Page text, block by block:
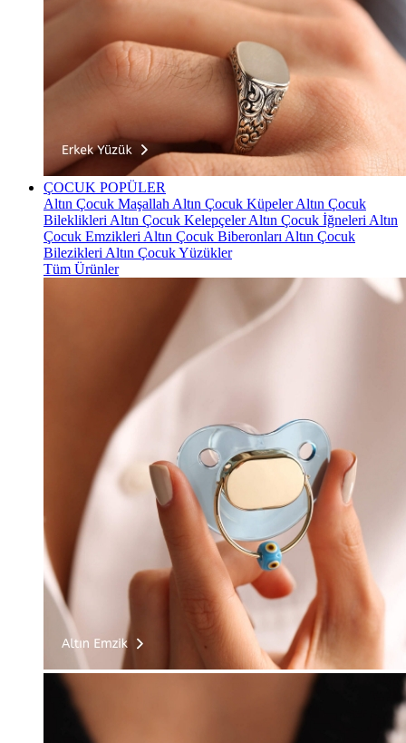
ÇOCUK POPÜLER
Altın Çocuk Maşallah Altın Çocuk KüpelerAltın Çocuk
Bileklikleri Altın Çocuk KelepçelerAltın Çocuk İğneleri Altın
Çocuk Emzikleri Altın Çocuk Biberonları Altın Çocuk
Bilezikleri Altın Çocuk Yüzükler
Tüm Ürünler